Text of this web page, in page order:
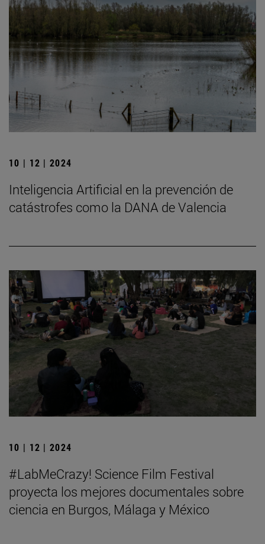
10 | 12 | 2024
Inteligencia Artificial en la prevención de
catástrofes como la DANA de Valencia
10 | 12 | 2024
#LabMeCrazy! Science Film Festival
proyecta los mejores documentales sobre
ciencia en Burgos, Málaga y México